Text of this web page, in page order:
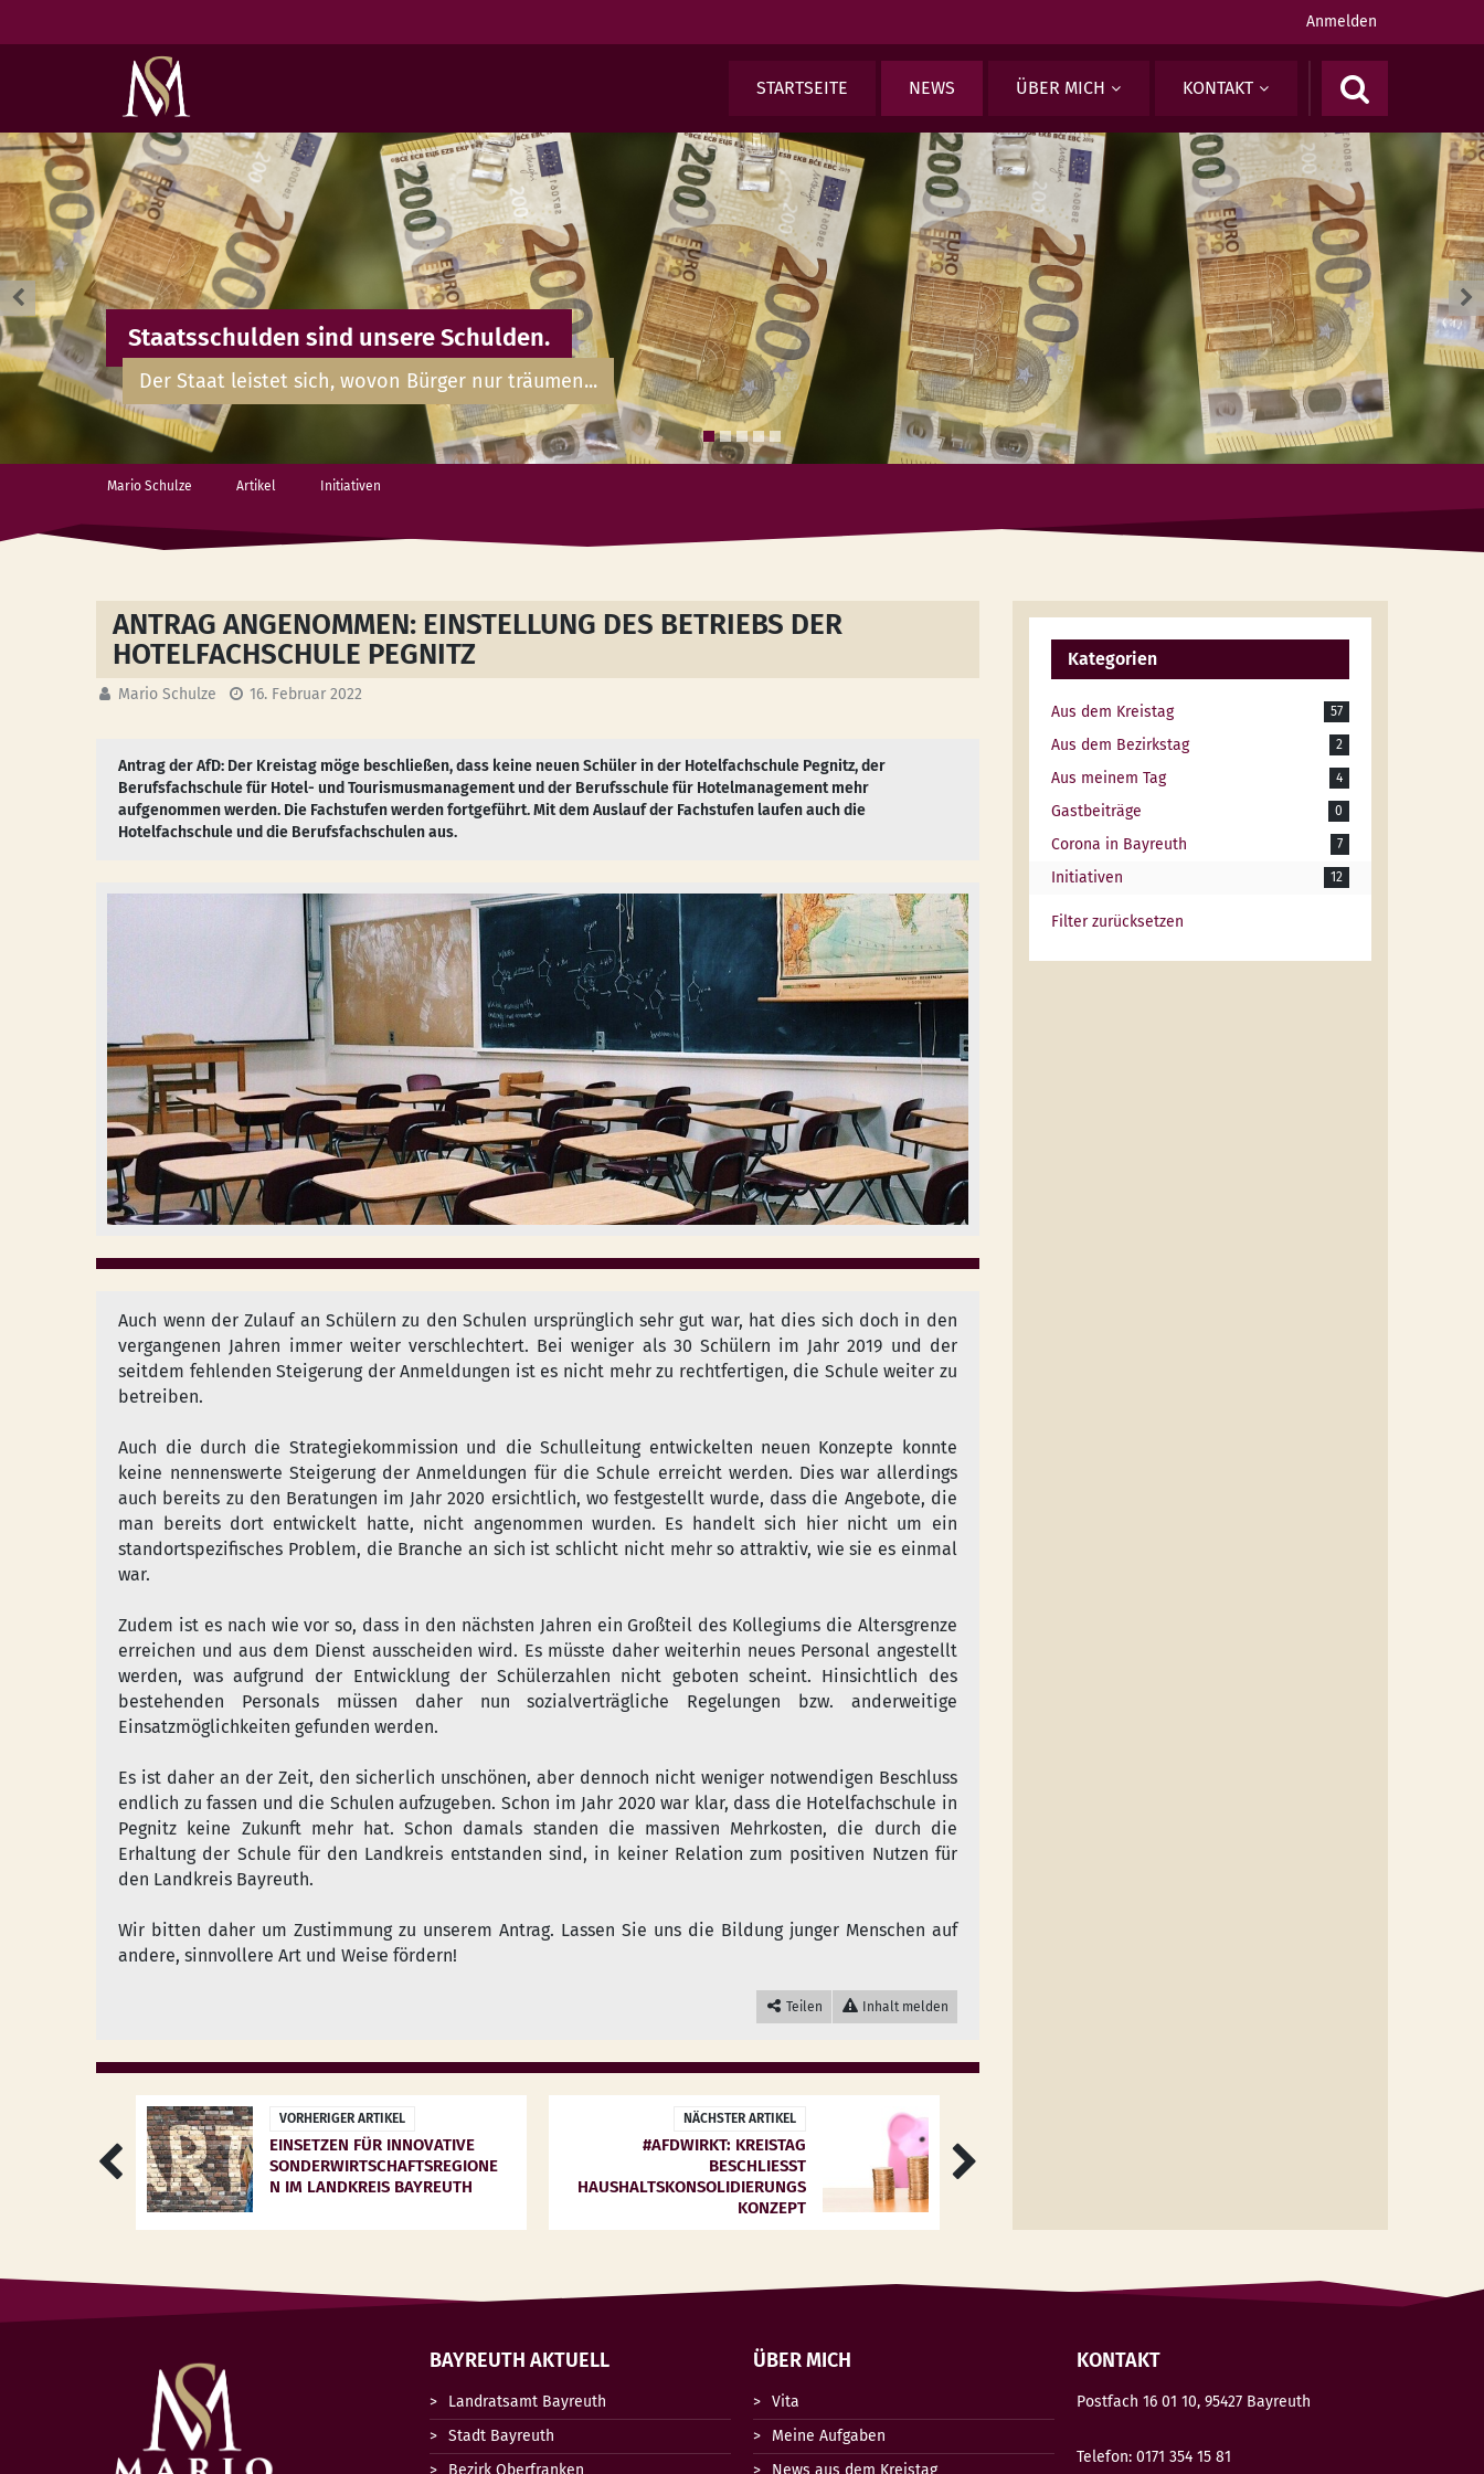
Anmelden
STARTSEITE NEWS ÜBER MICH KONTAKT
Staatsschulden sind unsere Schulden.
Der Staat leistet sich, wovon Bürger nur träumen...
Mario Schulze Artikel Initiativen
ANTRAG ANGENOMMEN: EINSTELLUNG DES BETRIEBS DER
HOTELFACHSCHULE PEGNITZ
Mario Schulze 16. Februar 2022
Antrag der AfD: Der Kreistag möge beschließen, dass keine neuen Schüler in der Hotelfachschule Pegnitz, der
Berufsfachschule für Hotel- und Tourismusmanagement und der Berufsschule für Hotelmanagement mehr
aufgenommen werden. Die Fachstufen werden fortgeführt. Mit dem Auslauf der Fachstufen laufen auch die
Hotelfachschule und die Berufsfachschulen aus.
Auch wenn der Zulauf an Schülern zu den Schulen ursprünglich sehr gut war, hat dies sich doch in den
vergangenen Jahren immer weiter verschlechtert. Bei weniger als 30 Schülern im Jahr 2019 und der
seitdem fehlenden Steigerung der Anmeldungen ist es nicht mehr zu rechtfertigen, die Schule weiter zu
betreiben.
Auch die durch die Strategiekommission und die Schulleitung entwickelten neuen Konzepte konnte
keine nennenswerte Steigerung der Anmeldungen für die Schule erreicht werden. Dies war allerdings
auch bereits zu den Beratungen im Jahr 2020 ersichtlich, wo festgestellt wurde, dass die Angebote, die
man bereits dort entwickelt hatte, nicht angenommen wurden. Es handelt sich hier nicht um ein
standortspezifisches Problem, die Branche an sich ist schlicht nicht mehr so attraktiv, wie sie es einmal
war.
Zudem ist es nach wie vor so, dass in den nächsten Jahren ein Großteil des Kollegiums die Altersgrenze
erreichen und aus dem Dienst ausscheiden wird. Es müsste daher weiterhin neues Personal angestellt
werden, was aufgrund der Entwicklung der Schülerzahlen nicht geboten scheint. Hinsichtlich des
bestehenden Personals müssen daher nun sozialverträgliche Regelungen bzw. anderweitige
Einsatzmöglichkeiten gefunden werden.
Es ist daher an der Zeit, den sicherlich unschönen, aber dennoch nicht weniger notwendigen Beschluss
endlich zu fassen und die Schulen aufzugeben. Schon im Jahr 2020 war klar, dass die Hotelfachschule in
Pegnitz keine Zukunft mehr hat. Schon damals standen die massiven Mehrkosten, die durch die
Erhaltung der Schule für den Landkreis entstanden sind, in keiner Relation zum positiven Nutzen für
den Landkreis Bayreuth.
Wir bitten daher um Zustimmung zu unserem Antrag. Lassen Sie uns die Bildung junger Menschen auf
andere, sinnvollere Art und Weise fördern!
Teilen Inhalt melden
VORHERIGER ARTIKEL
EINSETZEN FÜR INNOVATIVE
SONDERWIRTSCHAFTSREGIONE
N IM LANDKREIS BAYREUTH
NÄCHSTER ARTIKEL
#AFDWIRKT: KREISTAG
BESCHLIESST H
AUSHALTSKONSOLIDIERUNGSK
ONZEPT
Kategorien
Aus dem Kreistag 57
Aus dem Bezirkstag 2
Aus meinem Tag 4
Gastbeiträge 0
Corona in Bayreuth 7
Initiativen 12
Filter zurücksetzen
BAYREUTH AKTUELL
Landratsamt Bayreuth
Stadt Bayreuth
Bezirk Oberfranken
ÜBER MICH
Vita
Meine Aufgaben
News aus dem Kreistag
KONTAKT
Postfach 16 01 10, 95427 Bayreuth
Telefon: 0171 354 15 81